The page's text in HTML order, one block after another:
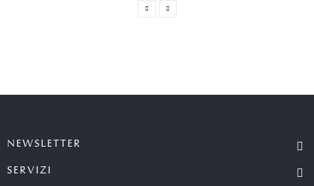
NEWSLETTER
SERVIZI